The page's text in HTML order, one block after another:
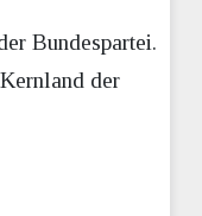
Bundespartei.
der